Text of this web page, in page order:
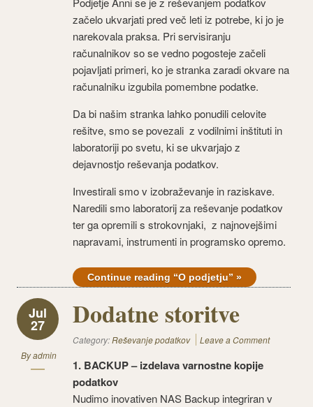
začelo ukvarjati pred več leti iz potrebe, ki jo je
narekovala praksa. Pri servisiranju
računalnikov so se vedno pogosteje začeli
pojavljati primeri, ko je stranka zaradi okvare na
računalniku izgubila pomembne podatke.
Da bi našim stranka lahko ponudili celovite
rešitve, smo se povezali z vodilnimi inštituti in
laboratoriji po svetu, ki se ukvarjajo z
dejavnostjo reševanja podatkov.
Investirali smo v izobraževanje in raziskave.
Naredili smo laboratorij za reševanje podatkov
ter ga opremili s strokovnjaki, z najnovejšimi
napravami, instrumenti in programsko opremo.
Continue reading “O podjetju” »
Jul
27
Byadmin
Dodatne storitve
Category:Reševanje podatkov Leave a Comment
1. BACKUP – izdelava varnostne kopije
podatkov
Nudimo inovativen NAS Backup integriran v